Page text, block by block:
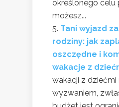
określonego celu
możesz...
Tani wyjazd
rodziny: jak
oszczędne i
wakacje z
wakacji z
wyzwaniem,